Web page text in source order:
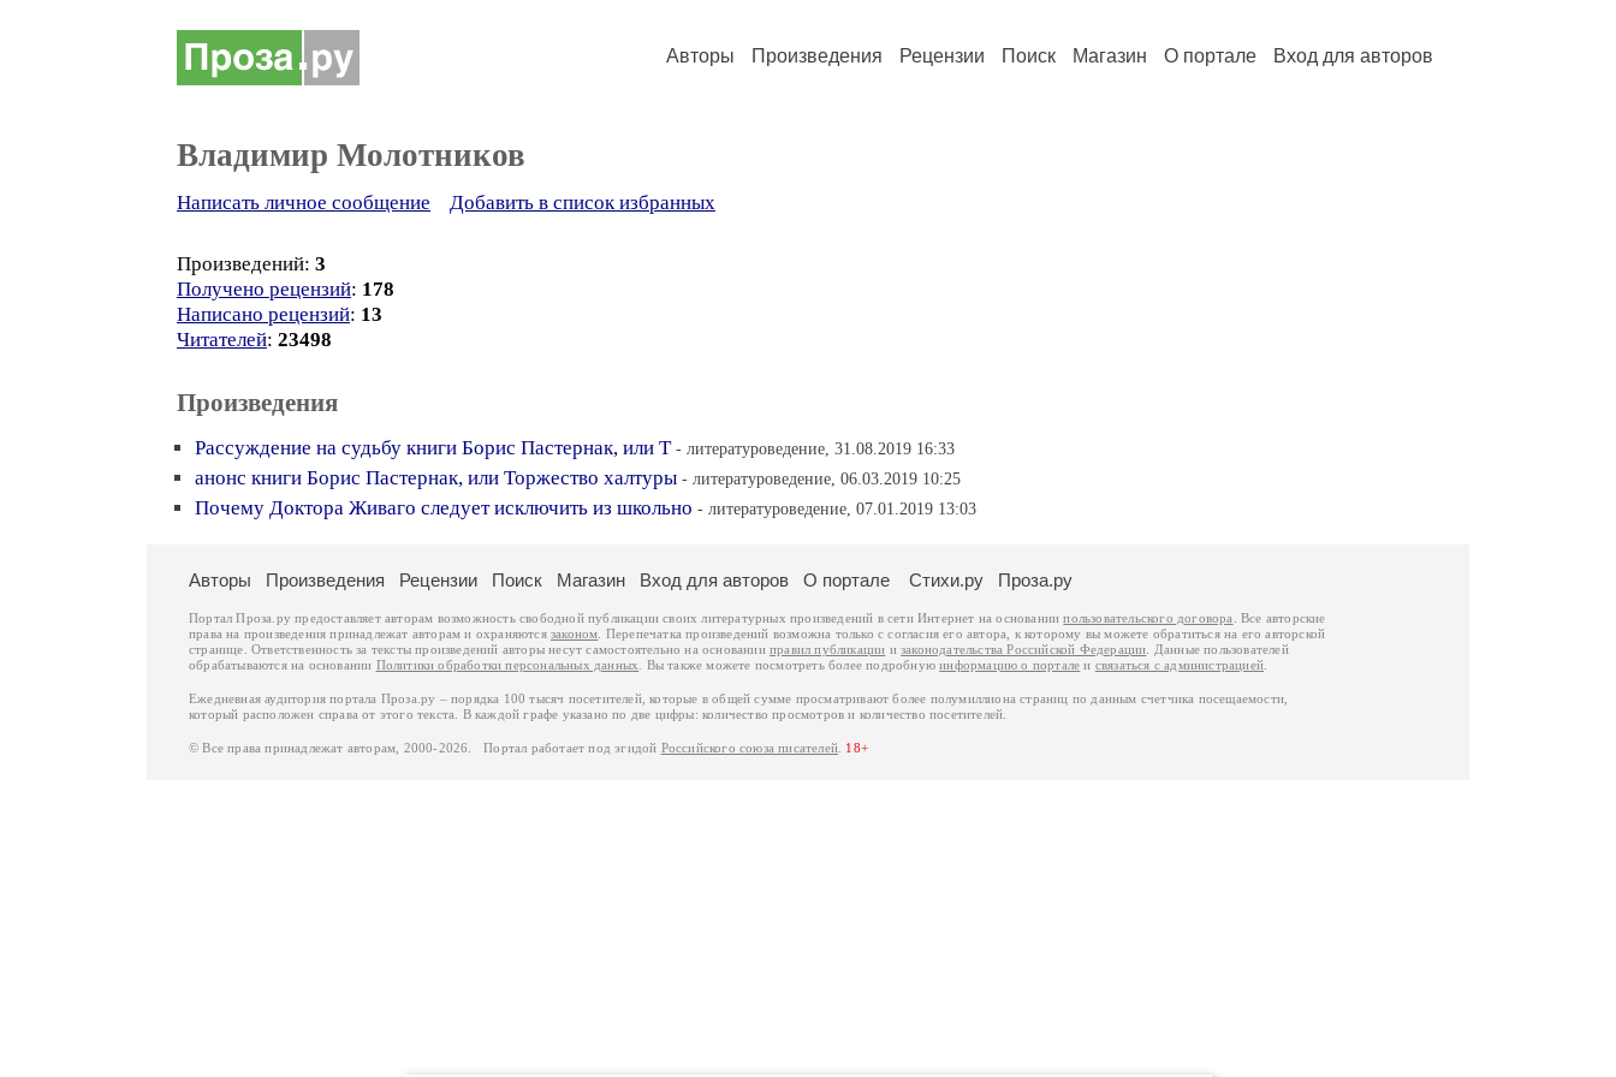
Авторы Произведения Рецензии Поиск Магазин О портале Вход для авторов
Владимир Молотников
Написать личное сообщение Добавить в список избранных
Произведений: 3
Получено рецензий: 178
Написано рецензий: 13
Читателей: 23498
Произведения
Рассуждение на судьбу книги Борис Пастернак, или Т - литературоведение, 31.08.2019 16:33
анонс книги Борис Пастернак, или Торжество халтуры - литературоведение, 06.03.2019 10:25
Почему Доктора Живаго следует исключить из школьно - литературоведение, 07.01.2019 13:03
Авторы Произведения Рецензии Поиск Магазин Вход для авторов О портале Стихи.ру Проза.ру
Портал Проза.ру предоставляет авторам возможность свободной публикации своих литературных произведений в сети Интернет на основаниипользовательского договора
. Все авторские
права на произведения принадлежат авторам и охраняются законом . Перепечатка произведений возможна только с согласия его автора, к которому вы можете обратиться на его авторской
странице. Ответственность за тексты произведений авторы несут самостоятельно на основанииправил публикации изаконодательства Российской Федерации . Данные пользователей
обрабатываются на основании Политики обработки персональных данных . Вы также можете посмотреть более подробнуюинформацию о портале и связаться с администрацией
Ежедневная аудитория портала Проза.ру – порядка 100 тысяч посетителей, которые в общей сумме просматривают более полумиллиона страниц по данным счетчика посещаемости,
который расположен справа от этого текста. В каждой графе указано по две цифры: количество просмотров и количество посетителей.
© Все права принадлежат авторам, 2000-2026. Портал работает под эгидой Российского союза писателей 18+